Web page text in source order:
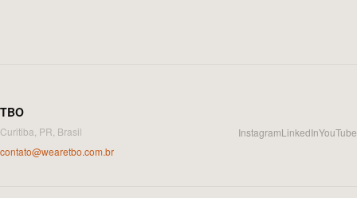
TBO
Curitiba, PR, Brasil
contato@wearetbo.com.br
InstagramLinkedInYouTube